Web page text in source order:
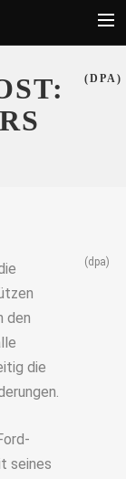
(DPA)
den
die
seines
(dpa)